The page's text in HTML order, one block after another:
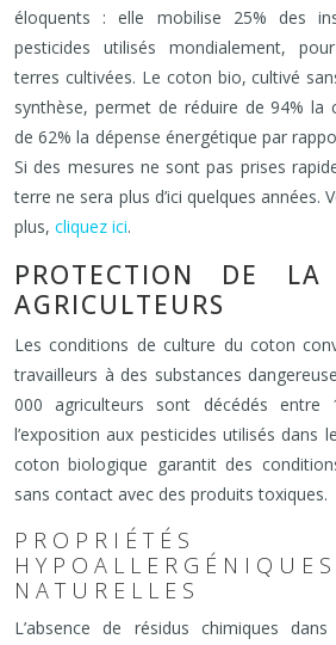
éloquents : elle mobilise 25% des
pesticides utilisés mondialement,
terres cultivées. Le coton bio, cultivé
synthèse, permet de réduire de 94% la
de 62% la dépense énergétique par
Si des mesures ne sont pas prises
terre ne sera plus d’ici quelques années.
plus, cliquez ici.
PROTECTION DE
AGRICULTEURS
Les conditions de culture du coton
travailleurs à des substances
000 agriculteurs sont décédés
l’exposition aux pesticides utilisés dans
coton biologique garantit des
sans contact avec des produits toxiques.
PROPRIÉTÉS
HYPOALLERGÉNIQUES
NATURELLES
L’absence de résidus chimiques